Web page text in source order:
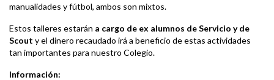
manualidades y fútbol, ambos son mixtos.
Estos talleres estarán a cargo de ex alumnos de Servicio y de
Scout y el dinero recaudado irá a beneficio de estas actividades
tan importantes para nuestro Colegio.
Información: